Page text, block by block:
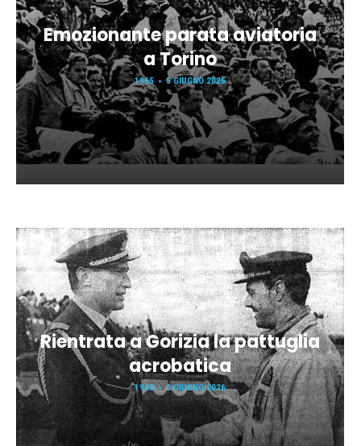
Emozionante parata aviatoria
a Torino
1965 5 GIUGNO 2026
Rientrata a Gorizia la pattuglia
acrobatica
1965 3 GIUGNO 2026